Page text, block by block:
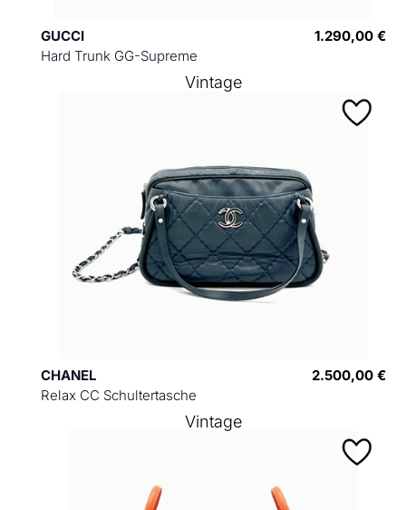
GUCCI
Hard Trunk GG-Supreme
1.290,00 €
CHANEL
Relax CC Schultertasche
2.500,00 €
Vintage
Vintage